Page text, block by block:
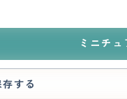
ミニチ
する